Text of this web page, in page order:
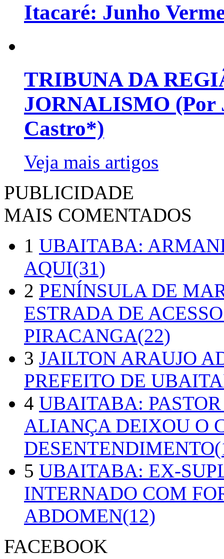
Itacaré: Junho
TRIBUNA DA
JORNALISMO (Por
Castro*)
Veja mais artigos
PUBLICIDADE
MAIS COMENTADOS
1 UBAITABA:
AQUI(31)
2 PENÍNSULA DE
ESTRADA DE
PIRACANGA(22)
3 JAILTON ARAUJO
PREFEITO DE
4 UBAITABA:
ALIANÇA DEIXOU O
5 UBAITABA: EX-
INTERNADO COM
ABDOMEN(12)
FACEBOOK